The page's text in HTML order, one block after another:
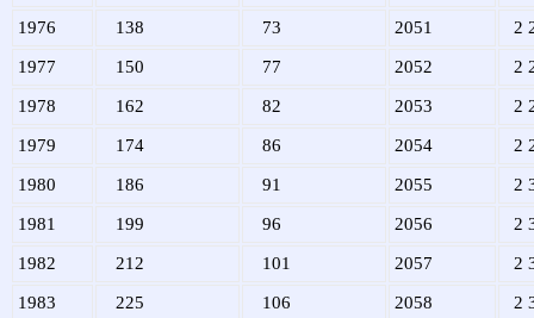
1976 138 73 2051 2
1977 150 77 2052 2
1978 162 82 2053 2
1979 174 86 2054 2
1980 186 91 2055 2
1981 199 96 2056 2
1982 212 101 2057 2
1983 225 106 2058 2